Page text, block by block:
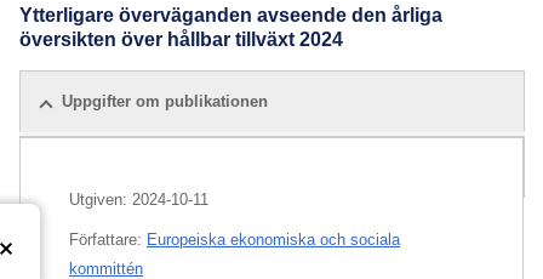
Ytterligare överväganden avseende den årliga
översikten över hållbar tillväxt 2024
Uppgifter om publikationen
Utgiven: 2024-10-11
Författare: Europeiska ekonomiska och sociala
kommittén